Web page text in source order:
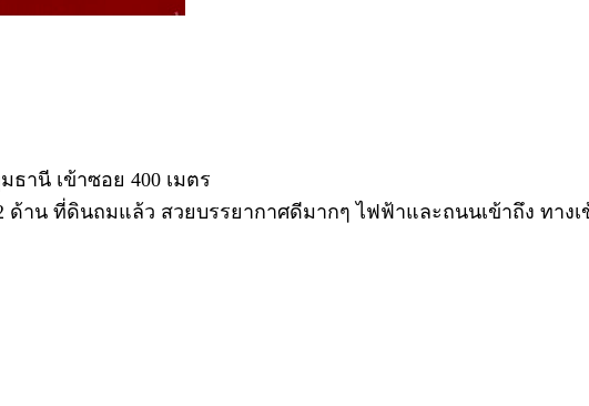
านี เข้าซอย 400 เมตร
าน ที่ดินถมแล้ว สวยบรรยากาศดีมากๆ ไฟฟ้าและถนนเข้าถึง ทาง